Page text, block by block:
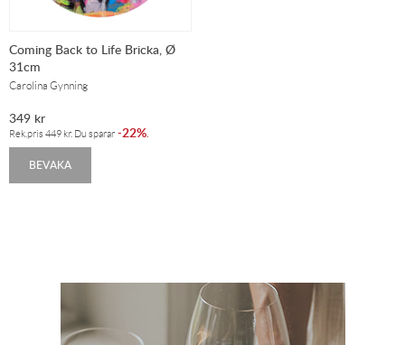
Coming Back to Life Bricka, Ø
31cm
Carolina Gynning
349 kr
Rek.pris 449 kr. Du sparar -22%
BEVAKA